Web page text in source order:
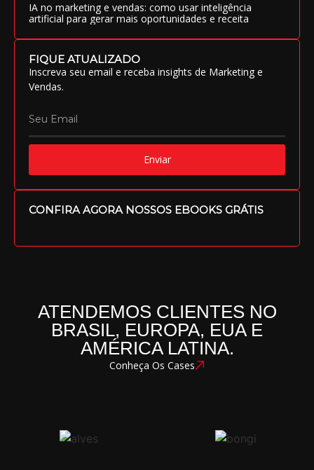
IA no marketing e vendas: como usar inteligência
artificial para gerar mais oportunidades e receita
FIQUE ATUALIZADO
Inscreva seu email e receba insights de Marketing e
Vendas.
Enviar
CONFIRA AGORA NOSSOS EBOOKS GRÁTIS
ATENDEMOS CLIENTES NO
BRASIL, EUROPA, EUA E
AMÉRICA LATINA.
Conheça Os Cases